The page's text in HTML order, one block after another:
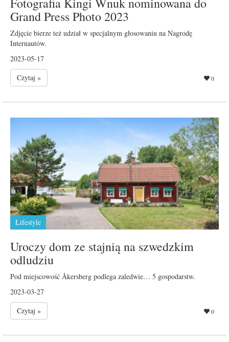
Grand Press Photo 2023
Zdjęcie bierze też udział w specjalnym głosowaniu na Nagrodę
Internautów.
2023-05-17
Czytaj »
0
Lifestyle
Uroczy dom ze stajnią na szwedzkim
odludziu
Pod miejscowość Åkersberg podlega zaledwie… 5 gospodarstw.
2023-03-27
Czytaj »
0